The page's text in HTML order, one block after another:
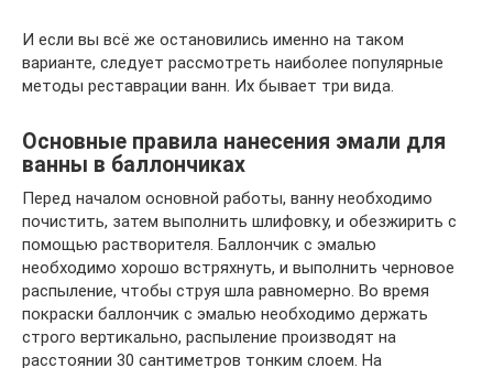
И если вы всё же остановились именно на таком
варианте, следует рассмотреть наиболее популярные
методы реставрации ванн. Их бывает три вида.
Основные правила нанесения эмали для
ванны в баллончиках
Перед началом основной работы, ванну необходимо
почистить, затем выполнить шлифовку, и обезжирить с
помощью растворителя. Баллончик с эмалью
необходимо хорошо встряхнуть, и выполнить черновое
распыление, чтобы струя шла равномерно. Во время
покраски баллончик с эмалью необходимо держать
строго вертикально, распыление производят на
расстоянии 30 сантиметров тонким слоем. На